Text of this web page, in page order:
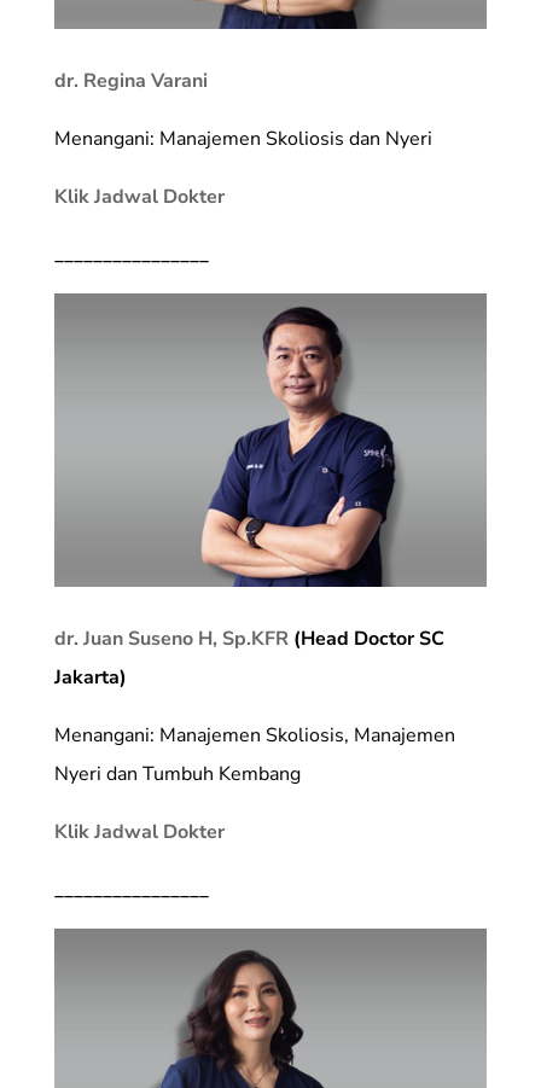
dr. Regina Varani
Menangani: Manajemen Skoliosis dan Nyeri
Klik Jadwal Dokter
________________
dr. Juan Suseno H, Sp.KFR(Head Doctor SC
Jakarta)
Menangani: Manajemen Skoliosis, Manajemen
Nyeri dan Tumbuh Kembang
Klik Jadwal Dokter
________________